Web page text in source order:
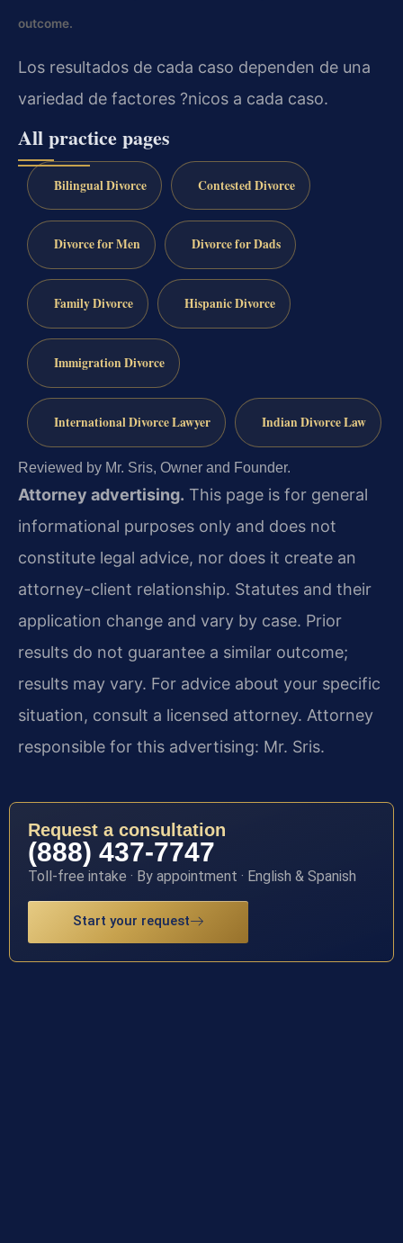
outcome.
Los resultados de cada caso dependen de una
variedad de factores ?nicos a cada caso.
All practice pages
Bilingual Divorce Contested Divorce
Divorce for Men Divorce for Dads
Family Divorce Hispanic Divorce
Immigration Divorce
International Divorce Lawyer Indian Divorce Law
Reviewed by Mr. Sris, Owner and Founder.
Attorney advertising. This page is for general
informational purposes only and does not
constitute legal advice, nor does it create an
attorney-client relationship. Statutes and their
application change and vary by case. Prior
results do not guarantee a similar outcome;
results may vary. For advice about your specific
situation, consult a licensed attorney. Attorney
responsible for this advertising: Mr. Sris.
Request a consultation
(888) 437-7747
Toll-free intake · By appointment · English & Spanish
Start your request